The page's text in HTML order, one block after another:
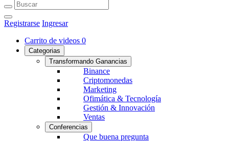
Registrarse Ingresar
Carrito de videos 0
Categorias
Transformando Ganancias
Binance
Criptomonedas
Marketing
Ofimática & Tecnología
Gestión & Innovación
Ventas
Conferencias
Que buena pregunta